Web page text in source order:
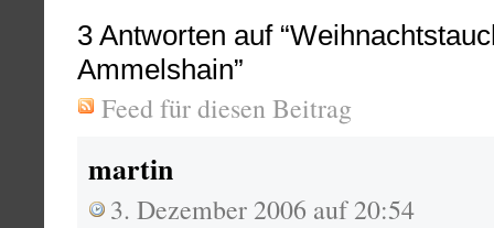
3 Antworten auf
Ammelshain”
Feed für diesen Beitrag
martin
3. Dezember 2006 auf 20:54